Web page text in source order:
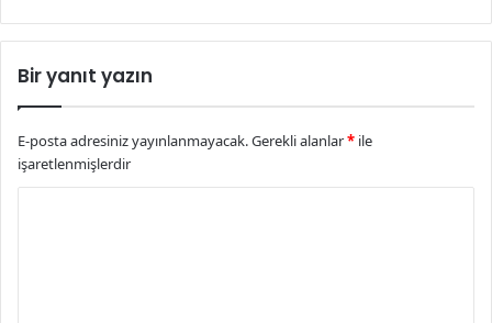
Bir yanıt yazın
E-posta adresiniz yayınlanmayacak.Gerekli alanlar* ile
işaretlenmişlerdir